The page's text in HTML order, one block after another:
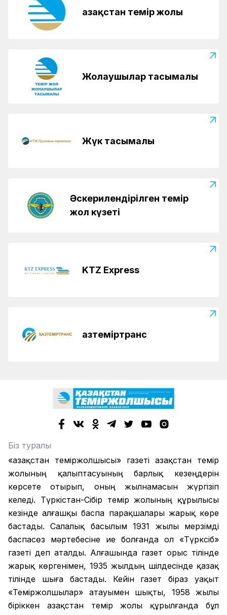
Қазақстан темір жолы
Жолаушылар тасымалы
Жүк тасымалы
Әскерилендірілген темір
жол күзеті
KTZ Express
Қазтеміртранс
Біз туралы
«Қазақстан теміржолшысы» газеті Қазақстан темір
жолының қалыптасуының барлық кезеңдерін
көрсете отырып, оның жылнамасын жүргізіп
келеді. Түркістан-Сібір темір жолының құрылысы
кезінде алғашқы баспа парақшалары жарық көре
бастады. Салалық басылым 1931 жылы мерзімді
баспасөз мәртебесіне ие болғанда ол «Түрксіб»
газеті деп аталды. Алғашында газет орыс тілінде
жарық көргенімен, 1935 жылдың шілдесінде қазақ
тілінде шыға бастады. Кейін газет біраз уақыт
«Теміржолшылар» атауымен шықты, 1958 жылы
біріккен Қазақстан темір жолы құрылғанда бұл